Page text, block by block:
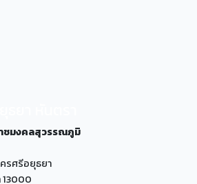
าชมงคลสุวรรณภูมิ
รศรีอยุธยา